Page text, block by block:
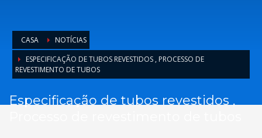
CASA
NOTÍCIAS
ESPECIFICAÇÃO DE TUBOS REVESTIDOS , PROCESSO DE
REVESTIMENTO DE TUBOS
Especificação de tubos revestidos ,